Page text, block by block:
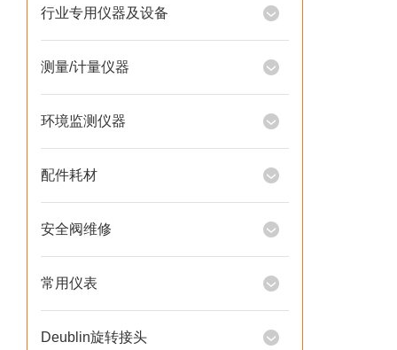
行业专用仪器及设备
测量/计量仪器
环境监测仪器
配件耗材
安全阀维修
常用仪表
Deublin旋转接头